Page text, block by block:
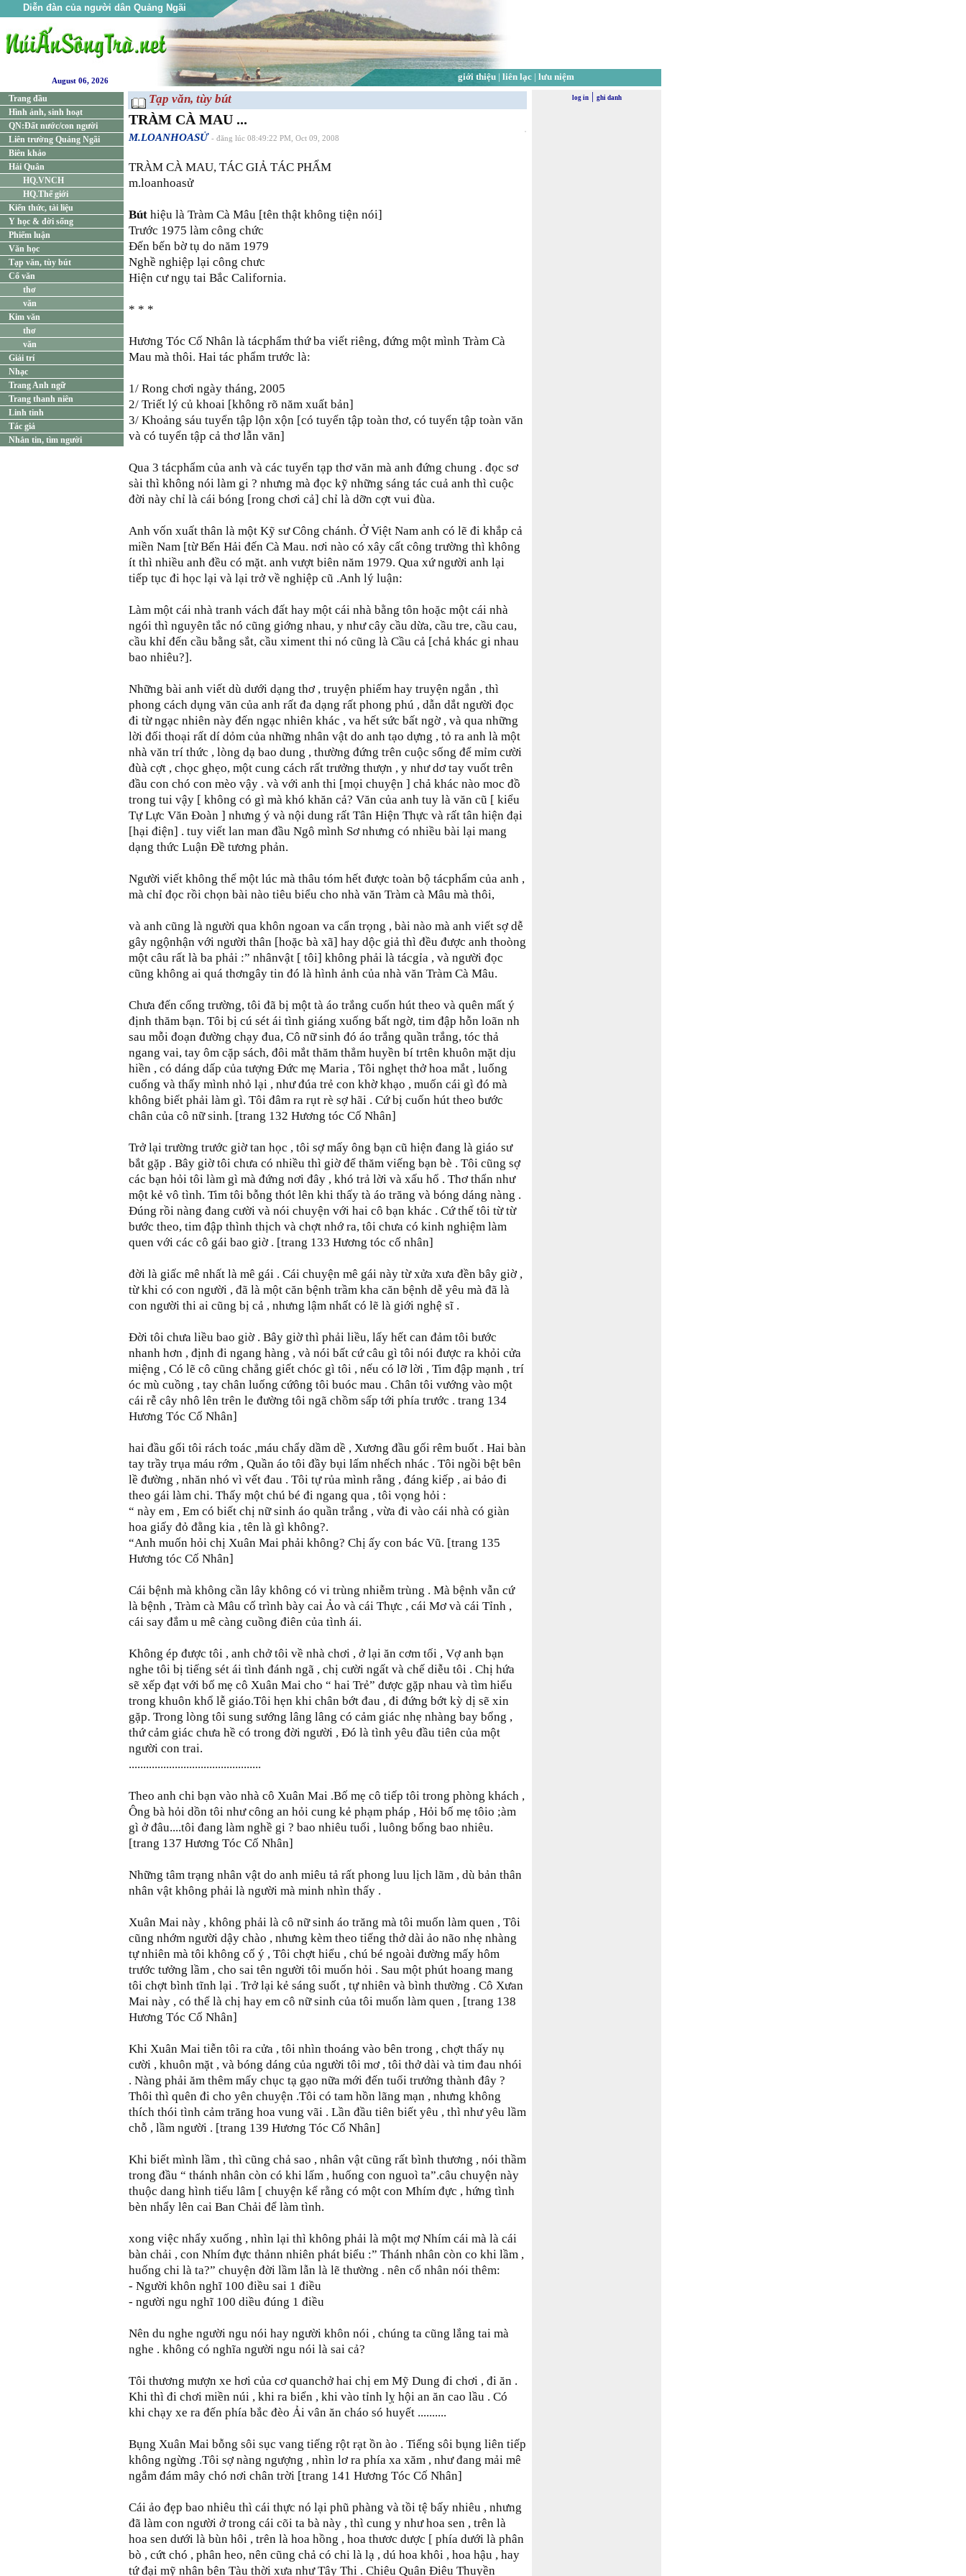
Diễn đàn của người dân Quảng Ngãi
giới thiệu| liên lạc| lưu niệm
August 06, 2026
Trang đầu
Hình ảnh, sinh hoạt
QN:Đất nước/con người
Liên trường Quảng Ngãi
Biên khảo
Hải Quân
HQ.VNCH
HQ.Thế giới
Kiến thức, tài liệu
Y học & đời sống
Phiếm luận
Văn học
Tạp văn, tùy bút
Cổ văn
thơ
văn
Kim văn
thơ
văn
Giải trí
Nhạc
Trang Anh ngữ
Trang thanh niên
Linh tinh
Tác giả
Nhắn tin, tìm người
Tạp văn, tùy bút
TRÀM CÀ MAU ...
M.LOANHOASỬ - đăng lúc 08:49:22 PM, Oct 09, 2008
TRÀM CÀ MAU, TÁC GIẢ TÁC PHẨM
m.loanhoasử
Bút hiệu là Tràm Cà Mâu [tên thật không tiện nói]
Trước 1975 làm công chức
Đến bến bờ tụ do năm 1979
Nghề nghiệp lại công chưc
Hiện cư ngụ tai Bắc California.
* * *
Hương Tóc Cố Nhân là tácphẩm thứ ba viết riêng, đứng một mình Tràm Cà
Mau mà thôi. Hai tác phẩm trước là:
1/ Rong chơi ngày tháng, 2005
2/ Triết lý củ khoai [không rõ năm xuất bản]
3/ Khoảng sáu tuyển tập lộn xộn [có tuyển tập toàn thơ, có tuyển tập toàn văn
và có tuyển tập cả thơ lẫn văn]
Qua 3 tácphẩm của anh và các tuyển tạp thơ văn mà anh đứng chung . đọc sơ
sài thì không nói làm gi ? nhưng mà đọc kỹ những sáng tác cuả anh thì cuộc
đời này chỉ là cái bóng [rong chơi cả] chỉ là dỡn cợt vui đùa.
Anh vốn xuất thân là một Kỹ sư Công chánh. Ở Việt Nam anh có lẽ đi khắp cả
miền Nam [từ Bến Hải đến Cà Mau. nơi nào có xây cất công trường thì không
ít thì nhiều anh đều có mặt. anh vượt biên năm 1979. Qua xứ người anh lại
tiếp tục đi học lại và lại trở về nghiệp cũ .Anh lý luận:
Làm một cái nhà tranh vách đất hay một cái nhà bằng tôn hoặc một cái nhà
ngói thì nguyên tắc nó cũng giớng nhau, y như cây cầu dừa, cầu tre, cầu cau,
cầu khỉ đến cầu bằng sắt, cầu ximent thi nó cũng là Cầu cả [chả khác gi nhau
bao nhiêu?].
Những bài anh viết dù dưới dạng thơ , truyện phiếm hay truyện ngắn , thì
phong cách dụng văn của anh rất đa dạng rất phong phú , dẫn dắt người đọc
đi từ ngạc nhiên này đến ngạc nhiên khác , va hết sức bất ngờ , và qua những
lời đối thoại rất dí dỏm của những nhân vật do anh tạo dựng , tỏ ra anh là một
nhà văn trí thức , lòng dạ bao dung , thường đứng trên cuộc sống để mỉm cười
đùà cợt , chọc ghẹo, một cung cách rất trưởng thượn , y như dơ tay vuốt trên
đầu con chó con mèo vậy . và với anh thi [mọi chuyện ] chả khác nào moc đồ
trong tui vậy [ không có gì mà khó khăn cả? Văn của anh tuy là văn cũ [ kiểu
Tự Lực Văn Đoàn ] nhưng ý và nội dung rất Tân Hiện Thực và rất tân hiện đại
[hại điện] . tuy viết lan man đầu Ngô mình Sơ nhưng có nhiều bài lại mang
dạng thức Luận Đề tương phản.
Người viết không thể một lúc mà thâu tóm hết được toàn bộ tácphẩm của anh ,
mà chỉ đọc rồi chọn bài nào tiêu biểu cho nhà văn Tràm cà Mâu mà thôi,
và anh cũng là người qua khôn ngoan va cẩn trọng , bài nào mà anh viết sợ dễ
gây ngộnhận với người thân [hoặc bà xã] hay dộc giả thì đều được anh thoòng
một câu rất là ba phải :” nhânvật [ tôi] không phải là tácgỉa , và người đọc
cũng không ai quá thơngây tin đó là hình ảnh của nhà văn Tràm Cà Mâu.
Chưa đến cổng trường, tôi đã bị một tà áo trắng cuốn hút theo và quên mất ý
định thăm bạn. Tôi bị cú sét ái tình giáng xuống bất ngờ, tim đập hỗn loãn nh
sau mỗi đoạn đường chạy đua, Cô nữ sinh đó áo trắng quần trắng, tóc thả
ngang vai, tay ôm cặp sách, đôi mắt thăm thẳm huyền bí trtên khuôn mặt dịu
hiền , có dáng dấp của tượng Đức mẹ Maria , Tôi nghẹt thở hoa mắt , luống
cuống và thấy mình nhỏ lại , như đúa trẻ con khờ khạo , muốn cái gì đó mà
không biết phải làm gì. Tôi đâm ra rụt rè sợ hãi . Cứ bị cuốn hút theo bước
chân của cô nữ sinh. [trang 132 Hương tóc Cố Nhân]
Trở lại trường trước giờ tan học , tôi sợ mấy ông bạn cũ hiện đang là giáo sư
bắt gặp . Bây giờ tôi chưa có nhiều thì giờ để thăm viếng bạn bè . Tôi cũng sợ
các bạn hỏi tôi làm gì mà đứng nơi đây , khó trả lời và xấu hổ . Thơ thẩn như
một kẻ vô tình. Tim tôi bỗng thót lên khi thấy tà áo trăng và bóng dáng nàng .
Đúng rồi nàng đang cười và nói chuyện với hai cô bạn khác . Cứ thế tôi từ từ
bước theo, tim đập thình thịch và chợt nhớ ra, tôi chưa có kinh nghiệm làm
quen với các cô gái bao giờ . [trang 133 Hương tóc cố nhân]
đời là giấc mê nhất là mê gái . Cái chuyện mê gái này từ xửa xưa đền bây giờ ,
từ khi có con người , đã là một căn bệnh trầm kha căn bệnh dễ yêu mà đã là
con người thi ai cũng bị cả , nhưng lậm nhất có lẽ là giới nghệ sĩ .
Đời tôi chưa liều bao giờ . Bây giờ thì phải liều, lấy hết can đảm tôi bước
nhanh hơn , định đi ngang hàng , và nói bất cứ câu gì tôi nói được ra khỏi cửa
miệng , Có lẽ cô cũng chẳng giết chóc gì tôi , nếu có lỡ lời , Tim đập mạnh , trí
óc mù cuồng , tay chân luống cứông tôi buóc mau . Chân tôi vướng vào một
cái rễ cây nhô lên trên le đường tôi ngã chồm sấp tới phía trước . trang 134
Hương Tóc Cố Nhân]
hai đầu gối tôi rách toác ,máu chẩy dầm dề , Xương đầu gối rêm buốt . Hai bàn
tay trầy trụa máu rớm , Quần áo tôi đầy bụi lấm nhếch nhác . Tôi ngồi bệt bên
lề đường , nhăn nhó vì vết đau . Tôi tự rủa mình rằng , đáng kiếp , ai bảo đi
theo gái làm chi. Thấy một chú bé đi ngang qua , tôi vọng hỏi :
“ này em , Em có biết chị nữ sinh áo quần trắng , vừa đi vào cái nhà có giàn
hoa giấy đỏ đằng kia , tên là gì không?.
“Anh muốn hỏi chị Xuân Mai phải không? Chị ấy con bác Vũ. [trang 135
Hương tóc Cố Nhân]
Cái bệnh mà không cần lây không có vi trùng nhiễm trùng . Mà bệnh vẫn cứ
là bệnh , Tràm cà Mâu cố trình bày cai Ảo và cái Thực , cái Mơ và cái Tỉnh ,
cái say đắm u mê càng cuồng điên của tình ái.
Không ép được tôi , anh chở tôi về nhà chơi , ở lại ăn cơm tối , Vợ anh bạn
nghe tôi bị tiếng sét ái tình đánh ngã , chị cười ngất và chế diễu tôi . Chị hứa
sẽ xếp đạt với bố mẹ cô Xuân Mai cho “ hai Trẻ” được gặp nhau và tìm hiểu
trong khuôn khổ lễ giáo.Tôi hẹn khi chân bớt đau , đi đứng bớt kỳ dị sẽ xin
gặp. Trong lòng tôi sung sướng lâng lâng có cảm giác nhẹ nhàng bay bổng ,
thứ cảm giác chưa hề có trong đời người , Đó là tình yêu đầu tiên của một
người con trai.
..............................................
Theo anh chi bạn vào nhà cô Xuân Mai .Bố mẹ cô tiếp tôi trong phòng khách ,
Ông bà hỏi dồn tôi như công an hỏi cung kẻ phạm pháp , Hỏi bố mẹ tôio ;àm
gì ở đâu....tôi đang làm nghề gi ? bao nhiêu tuổi , luông bổng bao nhiêu.
[trang 137 Hương Tóc Cố Nhân]
Những tâm trạng nhân vật do anh miêu tả rất phong luu lịch lãm , dù bản thân
nhân vật không phải là người mà minh nhìn thấy .
Xuân Mai này , không phải là cô nữ sinh áo trăng mà tôi muốn làm quen , Tôi
cũng nhớm người dậy chào , nhưng kèm theo tiếng thở dài ảo não nhẹ nhàng
tự nhiên mà tôi không cố ý , Tôi chợt hiểu , chú bé ngoài đường mấy hôm
trước tưởng lầm , cho sai tên người tôi muốn hỏi . Sau một phút hoang mang
tôi chợt bình tĩnh lại . Trở lại kẻ sáng suốt , tự nhiên và bình thường . Cô Xưan
Mai này , có thể là chị hay em cô nữ sinh của tôi muốn làm quen , [trang 138
Hương Tóc Cố Nhân]
Khi Xuân Mai tiễn tôi ra cửa , tôi nhìn thoáng vào bên trong , chợt thấy nụ
cười , khuôn mặt , và bóng dáng của người tôi mơ , tôi thở dài và tim đau nhói
. Nàng phải ăm thêm mấy chục tạ gạo nữa mới đến tuổi trưởng thành đây ?
Thôi thì quên đi cho yên chuyện .Tôi có tam hồn lãng mạn , nhưng không
thích thói tình cảm trăng hoa vung vãi . Lần đầu tiên biết yêu , thì như yêu lầm
chỗ , lầm người . [trang 139 Hương Tóc Cố Nhân]
Khi biết mình lầm , thì cũng chả sao , nhân vật cũng rất bình thương , nói thầm
trong đầu “ thánh nhân còn có khi lấm , huống con nguoì ta”.câu chuyện này
thuộc dang hình tiếu lâm [ chuyện kể rằng có một con Mhím đực , hứng tình
bèn nhẩy lên cai Ban Chải để làm tình.
xong việc nhẩy xuống , nhìn lại thì không phải là một mợ Nhím cái mà là cái
bàn chải , con Nhím đực thảnn nhiên phát biểu :” Thánh nhân còn co khi lầm ,
huống chi là ta?” chuyện đời lầm lẫn là lẽ thường . nên cổ nhân nói thêm:
- Người khôn nghĩ 100 điều sai 1 điều
- người ngu nghĩ 100 diều đúng 1 điều
Nên du nghe người ngu nói hay người khôn nói , chúng ta cũng lắng tai mà
nghe . không có nghĩa người ngu nói là sai cả?
Tôi thương mượn xe hơi của cơ quanchở hai chị em Mỹ Dung đi chơi , đi ăn .
Khi thì đi chơi miền núi , khi ra biển , khi vào tỉnh lỵ hội an ăn cao lầu . Có
khi chạy xe ra đến phía bắc đèo Ải vân ăn cháo só huyết ..........
Bụng Xuân Mai bỗng sôi sục vang tiếng rột rạt ồn ào . Tiếng sôi bụng liên tiếp
không ngừng .Tôi sợ nàng ngượng , nhìn lơ ra phía xa xăm , như đang mải mê
ngắm đám mây chó nơi chân trời [trang 141 Hương Tóc Cố Nhân]
Cái ảo đẹp bao nhiêu thì cái thực nó lại phũ phàng và tồi tệ bấy nhiêu , nhưng
đã làm con người ở trong cái cõi ta bà này , thì cung y như hoa sen , trên là
hoa sen dưới là bùn hôi , trên là hoa hồng , hoa thươc dược [ phía dưới là phân
bò , cứt chó , phân heo, nên cũng chả có chi là lạ , dú hoa khôi , hoa hậu , hay
tứ đại mỹ nhân bên Tàu thời xưa như Tây Thi . Chiêu Quân Điêu Thuyền
log in| ghi danh